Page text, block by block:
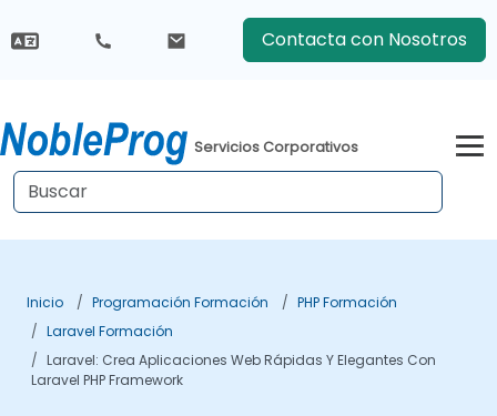
Contacta con Nosotros
Servicios Corporativos
Inicio Programación Formación
PHP Formación
Laravel Formación
Laravel: Crea Aplicaciones Web Rápidas Y Elegantes Con
Laravel PHP Framework